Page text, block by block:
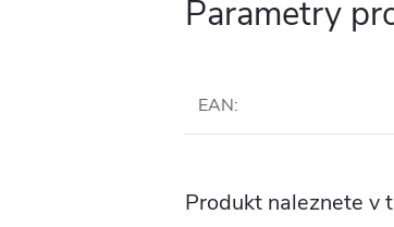
Parametry
EAN:
Produkt naleznete v